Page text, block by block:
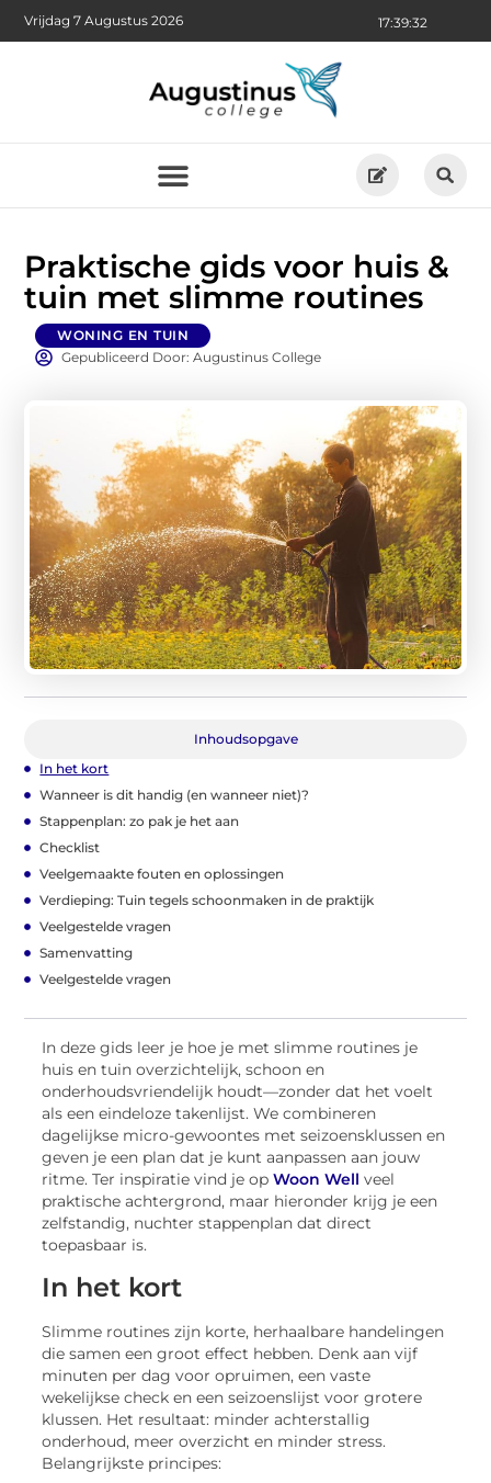
17:39:34
Vrijdag 7 Augustus 2026
Praktische gids voor huis &
tuin met slimme routines
WONING EN TUIN
Gepubliceerd Door: Augustinus College
Inhoudsopgave
In het kort
Wanneer is dit handig (en wanneer niet)?
Stappenplan: zo pak je het aan
Checklist
Veelgemaakte fouten en oplossingen
Verdieping: Tuin tegels schoonmaken in de praktijk
Veelgestelde vragen
Samenvatting
Veelgestelde vragen
In deze gids leer je hoe je met slimme routines je
huis en tuin overzichtelijk, schoon en
onderhoudsvriendelijk houdt—zonder dat het voelt
als een eindeloze takenlijst. We combineren
dagelijkse micro-gewoontes met seizoensklussen en
geven je een plan dat je kunt aanpassen aan jouw
ritme. Ter inspiratie vind je opWoon Well veel
praktische achtergrond, maar hieronder krijg je een
zelfstandig, nuchter stappenplan dat direct
toepasbaar is.
In het kort
Slimme routines zijn korte, herhaalbare handelingen
die samen een groot effect hebben. Denk aan vijf
minuten per dag voor opruimen, een vaste
wekelijkse check en een seizoenslijst voor grotere
klussen. Het resultaat: minder achterstallig
onderhoud, meer overzicht en minder stress.
Belangrijkste principes: